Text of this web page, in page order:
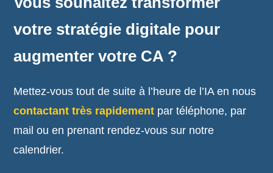
votre stratégie digitale pour
augmenter votre CA ?
Mettez-vous tout de suite à l’heure de l’IA en nous
contactant très rapidement par téléphone, par
mail ou en prenant rendez-vous sur notre
calendrier.